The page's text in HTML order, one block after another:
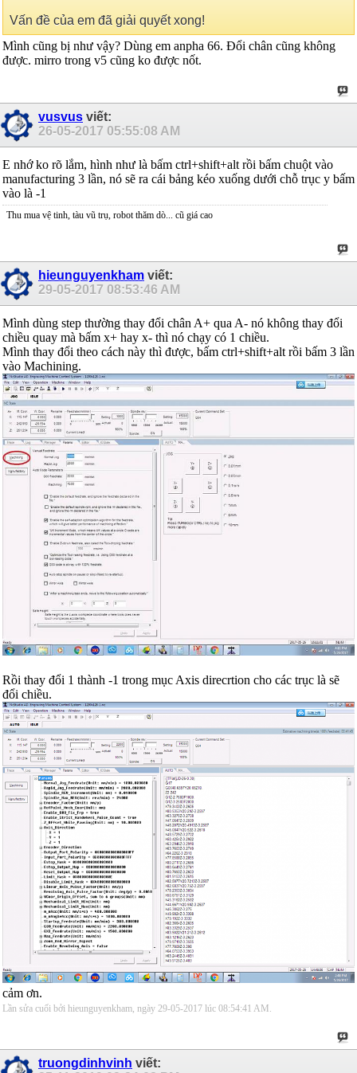
Vấn đề của em đã giải quyết xong!
Mình cũng bị như vậy? Dùng em anpha 66. Đổi chân cũng không
được. mirro trong v5 cũng ko được nốt.
vusvus viết:
26-05-2017 05:55:08 AM
E nhớ ko rõ lắm, hình như là bấm ctrl+shift+alt rồi bấm chuột vào
manufacturing 3 lần, nó sẽ ra cái bảng kéo xuống dưới chỗ trục y bấm
vào là -1
Thu mua vệ tinh, tàu vũ trụ, robot thăm dò... cũ giá cao
hieunguyenkham viết:
29-05-2017 08:53:46 AM
Mình dùng step thường thay đổi chân A+ qua A- nó không thay đổi
chiều quay mà bấm x+ hay x- thì nó chạy có 1 chiều.
Mình thay đổi theo cách này thì được, bấm ctrl+shift+alt rồi bấm 3 lần
vào Machining.
Rồi thay đổi 1 thành -1 trong mục Axis direcrtion cho các trục là sẽ
đổi chiều.
cảm ơn.
Lần sửa cuối bởi hieunguyenkham, ngày 29-05-2017 lúc 08:54:41 AM .
truongdinhvinh viết: